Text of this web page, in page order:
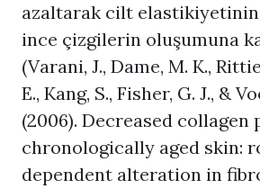
azaltarak cilt elastikiyetinin
ince çizgilerin oluşumuna
(Varani, J., Dame, M. K.,
E., Kang, S., Fisher, G. J., &
(2006). Decreased
chronologically aged skin:
dependent alteration in